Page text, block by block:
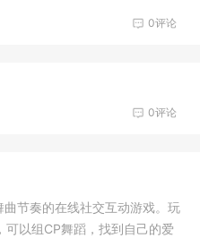
0评论
0评论
曲节奏的在线社交互动游戏。玩
以组CP舞蹈，找到自己的爱